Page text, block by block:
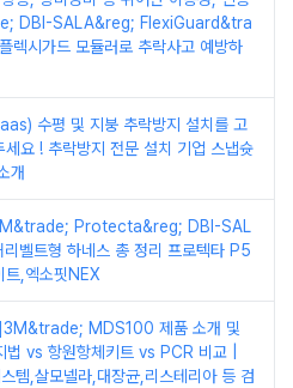
DBI-SALA&reg; FlexiGuard&tra
시가드 모듈러로 추락사고 예방하
수평 및 지붕 추락방지 설치를 고
세요 ! 추락방지 전문 설치 기업 스냅슛
개
Protecta&reg; DBI-SAL
벨트형 하네스 총 정리 프로텍타 P5
,엑소핏NEX
]3M&trade; MDS100 제품 소개 및
vs 항원항체키트 vs PCR 비교 |
템,살모넬라,대장균,리스테리아 등 검